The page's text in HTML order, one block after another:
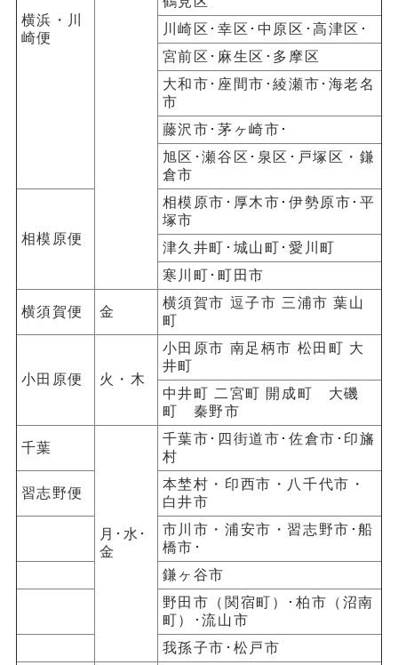
横浜・川
崎便
川崎区･幸区･中原区･高津区･
宮前区･麻生区･多摩区
大和市･座間市･綾瀬市･海老名
市
藤沢市･茅ヶ崎市･
旭区･瀬谷区･泉区･戸塚区・鎌
倉市
相模原便
相模原市･厚木市･伊勢原市･平
塚市
津久井町･城山町･愛川町
寒川町･町田市
横須賀便 金
横須賀市 逗子市 三浦市 葉山
町
小田原便 火・木
小田原市 南足柄市 松田町 大
井町
中井町 二宮町 開成町 大磯
町 秦野市
千葉
月･水･
金
千葉市･四街道市･佐倉市･印旛
村
習志野便
本埜村・印西市・八千代市・
白井市
市川市・浦安市・習志野市･船
橋市･
鎌ヶ谷市
野田市（関宿町）･柏市（沼南
町）･流山市
我孫子市･松戸市